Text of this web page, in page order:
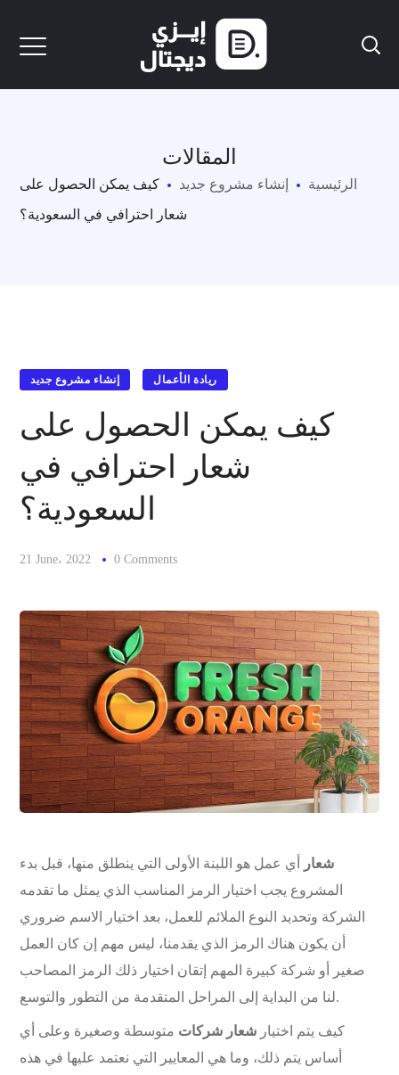
المقالات
الرئيسية إنشاء مشروع جديد
كيف يمكن الحصول على
شعار احترافي في السعودية؟
إنشاء مشروع جديد ريادة الأعمال
كيف يمكن الحصول على
شعار احترافي في
السعودية؟
21 June، 2022 0 Comments
شعار
أي عمل هو اللبنة الأولى التي ينطلق منها، قبل بدء
المشروع يجب اختيار الرمز المناسب الذي يمثل ما تقدمه
الشركة وتحديد النوع الملائم للعمل، بعد اختيار الاسم ضروري
أن يكون هناك الرمز الذي يقدمنا، ليس مهم إن كان العمل
صغير أو شركة كبيرة المهم إتقان اختيار ذلك الرمز المصاحب
لنا من البداية إلى المراحل المتقدمة من التطور والتوسع.
كيف يتم اختيار شعار شركات متوسطة وصغيرة وعلى أي
أساس يتم ذلك، وما هي المعايير التي نعتمد عليها في هذه